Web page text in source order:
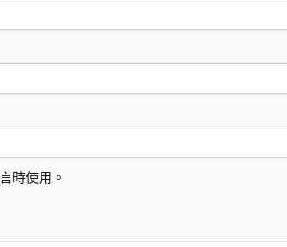
時使用。